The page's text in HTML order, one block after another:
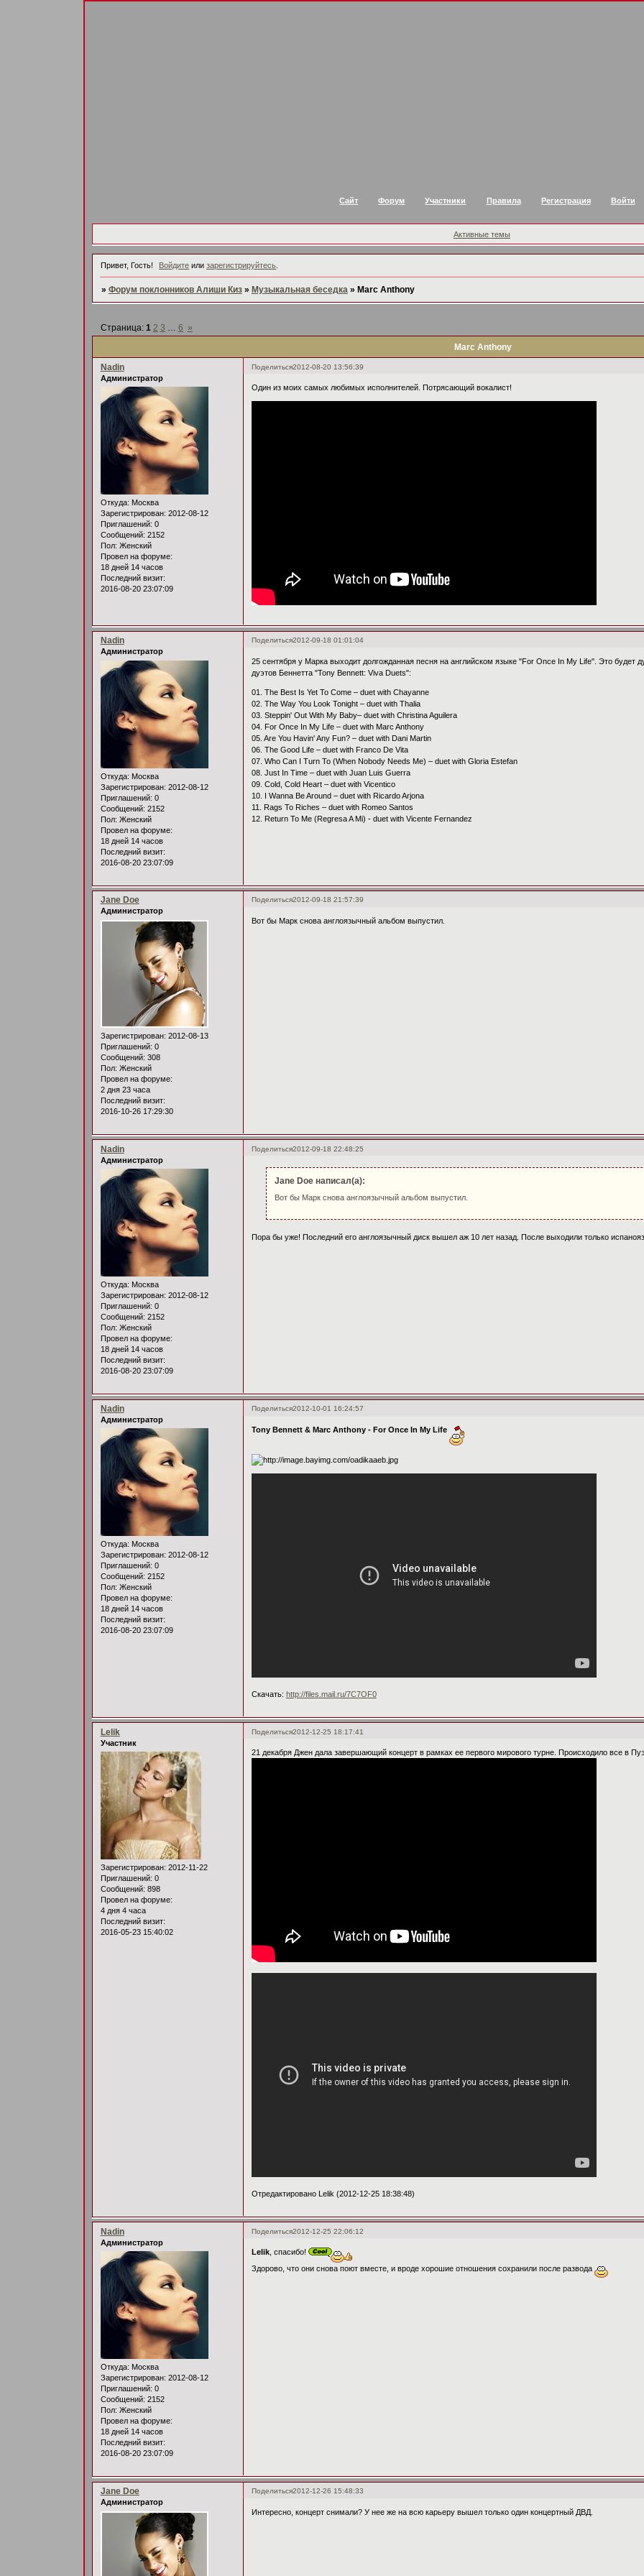
Сайт Форум Участники Правила Регистрация Войти
Активные темы
Привет, Гость! Войдите илизарегистрируйтесь
» Форум поклонников Алиши Киз » Музыкальная беседка » Marc Anthony
Marc Anthony
Страница: 1 2 3 … 6 »
Поделиться2012-08-20 13:56:39
Nadin
Администратор
Откуда: Москва
Зарегистрирован: 2012-08-12
Приглашений: 0
Сообщений: 2152
Пол: Женский
Провел на форуме:
18 дней 14 часов
Последний визит:
2016-08-20 23:07:09
Один из моих самых любимых исполнителей. Потрясающий вокалист!
Поделиться2012-09-18 01:01:04
Nadin
Администратор
Откуда: Москва
Зарегистрирован: 2012-08-12
Приглашений: 0
Сообщений: 2152
Пол: Женский
Провел на форуме:
18 дней 14 часов
Последний визит:
2016-08-20 23:07:09
25 сентября у Марка выходит долгожданная песня на английском языке "For Once In My Life". Это будет
дуэтов Беннетта "Tony Bennett: Viva Duets":
01. The Best Is Yet To Come – duet with Chayanne
02. The Way You Look Tonight – duet with Thalia
03. Steppin' Out With My Baby– duet with Christina Aguilera
04. For Once In My Life – duet with Marc Anthony
05. Are You Havin' Any Fun? – duet with Dani Martin
06. The Good Life – duet with Franco De Vita
07. Who Can I Turn To (When Nobody Needs Me) – duet with Gloria Estefan
08. Just In Time – duet with Juan Luis Guerra
09. Cold, Cold Heart – duet with Vicentico
10. I Wanna Be Around – duet with Ricardo Arjona
11. Rags To Riches – duet with Romeo Santos
12. Return To Me (Regresa A Mi) - duet with Vicente Fernandez
Поделиться2012-09-18 21:57:39
Jane Doe
Администратор
Зарегистрирован: 2012-08-13
Приглашений: 0
Сообщений: 308
Пол: Женский
Провел на форуме:
2 дня 23 часа
Последний визит:
2016-10-26 17:29:30
Вот бы Марк снова англоязычный альбом выпустил.
Поделиться2012-09-18 22:48:25
Nadin
Администратор
Откуда: Москва
Зарегистрирован: 2012-08-12
Приглашений: 0
Сообщений: 2152
Пол: Женский
Провел на форуме:
18 дней 14 часов
Последний визит:
2016-08-20 23:07:09
Jane Doe написал(а):
Вот бы Марк снова англоязычный альбом выпустил.
Пора бы уже! Последний его англоязычный диск вышел аж 10 лет назад. После выходили только
Поделиться2012-10-01 16:24:57
Nadin
Администратор
Откуда: Москва
Зарегистрирован: 2012-08-12
Приглашений: 0
Сообщений: 2152
Пол: Женский
Провел на форуме:
18 дней 14 часов
Последний визит:
2016-08-20 23:07:09
Tony Bennett & Marc Anthony - For Once In My Life
Скачать: http://files.mail.ru/7C7OF0
Поделиться2012-12-25 18:17:41
Lelik
Участник
Зарегистрирован: 2012-11-22
Приглашений: 0
Сообщений: 898
Провел на форуме:
4 дня 4 часа
Последний визит:
2016-05-23 15:40:02
21 декабря Джен дала завершающий концерт в рамках ее первого мирового турне. Происходило все в
Отредактировано Lelik (2012-12-25 18:38:48)
Поделиться2012-12-25 22:06:12
Nadin
Администратор
Откуда: Москва
Зарегистрирован: 2012-08-12
Приглашений: 0
Сообщений: 2152
Пол: Женский
Провел на форуме:
18 дней 14 часов
Последний визит:
2016-08-20 23:07:09
Lelik, спасибо!
Здорово, что они снова поют вместе, и вроде хорошие отношения сохранили после развода
Поделиться2012-12-26 15:48:33
Jane Doe
Администратор
Интересно, концерт снимали? У нее же на всю карьеру вышел только один концертный ДВД.